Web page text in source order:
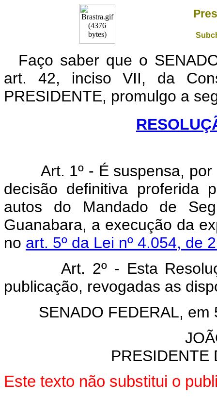
Faço saber que o
art. 42, inciso VII, da
PRESIDENTE, promulgo a
Art. 1º - É suspensa, por
decisão definitiva proferida
autos do Mandado de
Guanabara, a execução da
no art. 5º da Lei nº 4.054, de
Art. 2º - Esta
publicação, revogadas as
SENADO FEDERAL, em
PRESIDENTE
Este texto não substitui o